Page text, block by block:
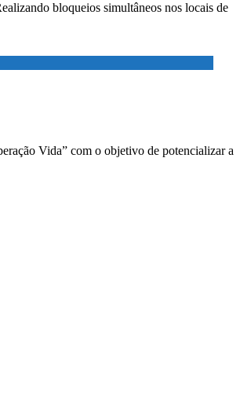
bloqueios simultâneos nos locais de
Vida” com o objetivo de potencializar a